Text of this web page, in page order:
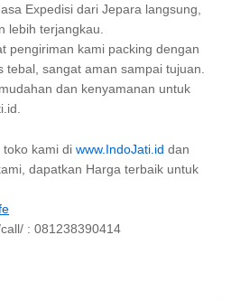
Expedisi dari Jepara langsung,
lebih terjangkau.
pengiriman kami packing dengan
sangat aman sampai tujuan.
dan kenyamanan untuk
kami di www.IndoJati.id dan
dapatkan Harga terbaik untuk
: 081238390414